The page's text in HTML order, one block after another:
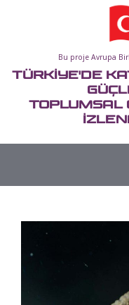
Bu proje Avrupa
TÜRKİYE'DE
TOPLUMSAL